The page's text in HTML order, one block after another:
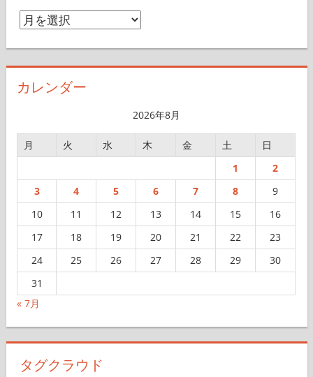
ア
イ
カレンダー
2026年8月
月 火 水 木 金 土
日
1
2
3
4 5 6 7 8
9
10
11 12 13 14 15
16
17
18 19 20 21 22
23
24
25 26 27 28 29
30
31
« 7月
タグクラウド